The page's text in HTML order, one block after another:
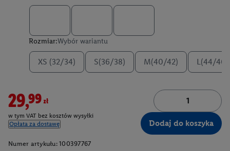
Rozmiar:Wybór wariantu
XS (32/34) S(36/38) M(40/42) L(44/46)
29,99zł
w tym VAT bez kosztów wysyłki
Opłata za dostawę
Dodaj do koszyka
Numer artykułu: 100397767